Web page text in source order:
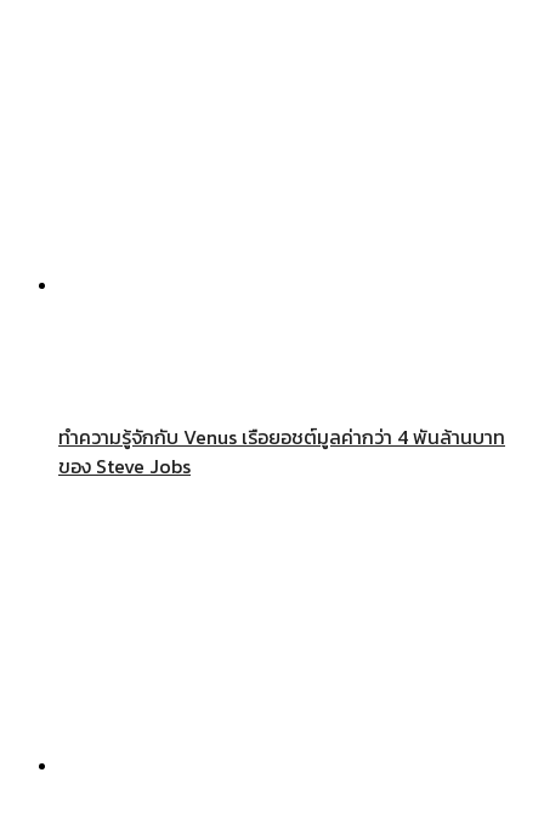
ทำความรู้จักกับ Venus เรือยอชต์มูลค่ากว่า 4 พันล้านบาท
ของ Steve Jobs